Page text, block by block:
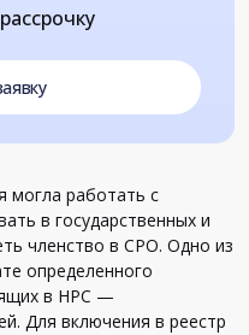
могла работать с
в государственных и
членство в СРО. Одно из
определенного
в НРС —
Для включения в реестр